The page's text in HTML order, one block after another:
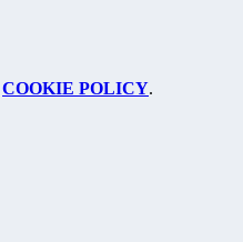
COOKIE POLICY.